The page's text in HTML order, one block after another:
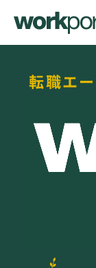
転職エ